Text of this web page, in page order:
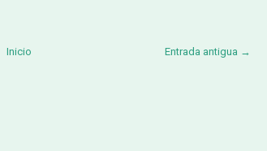
Entrada antigua →
Inicio